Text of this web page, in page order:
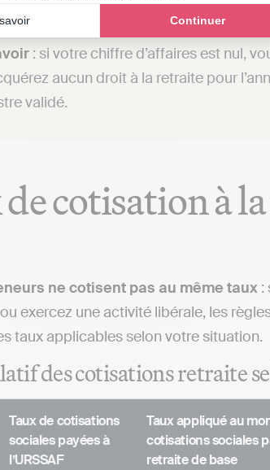
Continuer
: si votre chiffre d’affaires est nul,
aucun droit à la retraite pour
validé.
cotisation à
ne cotisent pas au même taux :
exercez une activité libérale, les
taux applicables selon votre situation.
des cotisations retraite
Taux de cotisations
sociales payées à
l’URSSAF
Taux appliqué au
cotisations sociales
retraite de base